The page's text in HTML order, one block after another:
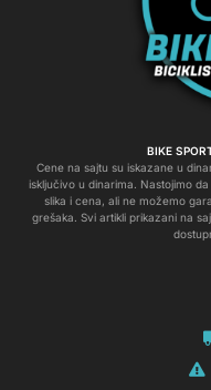
BIKE
Cene na sajtu su iskazane u
isključivo u dinarima. Nastojimo
slika i cena, ali ne možemo
grešaka. Svi artikli prikazani na